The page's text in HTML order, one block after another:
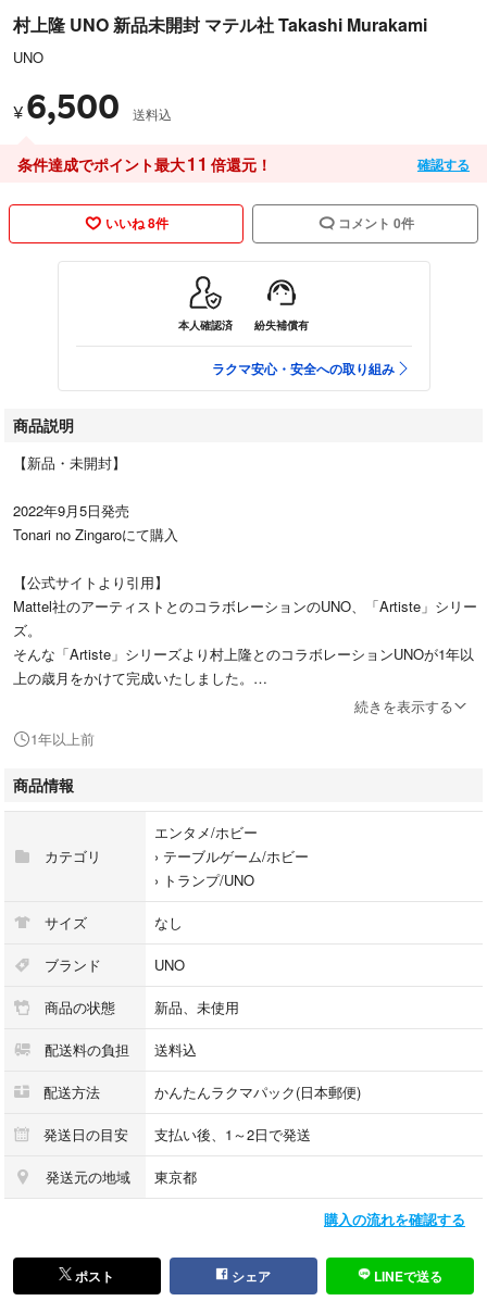
村上隆 UNO 新品未開封 マテル社 Takashi Murakami
UNO
¥ 6,500 送料込
条件達成でポイント最大11 倍還元！ 確認する
いいね 8件 コメント 0件
本人確認済 紛失補償有
ラクマ安心・安全への取り組み
商品説明
【新品・未開封】
2022年9月5日発売
Tonari no Zingaroにて購入
【公式サイトより引用】
Mattel社のアーティストとのコラボレーションのUNO、「Artiste」シリー
ズ。
そんな「Artiste」シリーズより村上隆とのコラボレーションUNOが1年以
上の歳月をかけて完成いたしました。
す。
カードを組み合わせると、大きな作品を作ることができる4枚のアーティ
のデザインチームからのアイデアに、カイカイキキのチームが応戦して、
一つ一つのカードのロジックにレイアウトし直した、と聞いております。
お花だけではなくて、パンダや抽象絵画の図像もカードの中にあったりし
て、かなりアート濃度の高いアイテムとなっています。
家族や友人達と盛り上がれます。
ぜひ皆様さまでお楽しみください。
村上隆 UNO 新品未使用 マテル社
Takashi Murakami
UNO Artiste Serries, Takashi Murakami 4ヶ国語
※複数あるのでご希望方はお気軽にコメントください。
続きを表示する
1年以上前
商品情報
カテゴリ
エンタメ/ホビー
› テーブルゲーム/ホビー
› トランプ/UNO
サイズ なし
ブランド UNO
商品の状態 新品、未使用
配送料の負担 送料込
配送方法 かんたんラクマパック(日本郵便)
発送日の目安 支払い後、1～2日で発送
発送元の地域 東京都
購入の流れを確認する
ポスト シェア LINEで送る